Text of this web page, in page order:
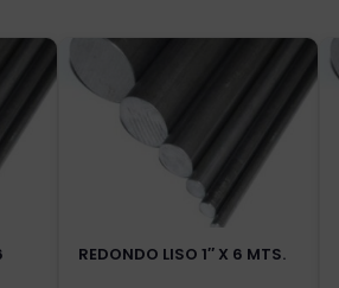
REDONDO LISO 1″ X 6 MTS.